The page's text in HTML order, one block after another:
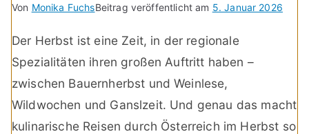
Von Monika FuchsBeitrag veröffentlicht am 5. Januar 2026
Der Herbst ist eine Zeit, in der regionale
Spezialitäten ihren großen Auftritt haben –
zwischen Bauernherbst und Weinlese,
Wildwochen und Ganslzeit. Und genau das macht
kulinarische Reisen durch Österreich im Herbst so